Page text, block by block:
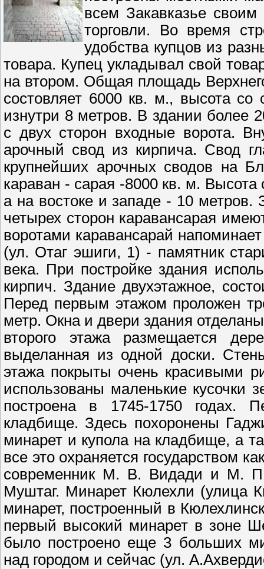
всем Закавказье
торговли. Во время
удобства купцов из
товара. Купец укладывал свой
на втором. Общая площадь
состовляет 6000 кв. м., высота
изнутри 8 метров. В здании более
с двух сторон входные ворота.
арочный свод из кирпича. Свод
крупнейших арочных сводов на
караван - сарая -8000 кв. м.
а на востоке и западе - 10
четырех сторон каравансарая
воротами каравансарай
(ул. Отаг эшиги, 1) - памятник
века. При постройке здания
кирпич. Здание двухэтажное,
Перед первым этажом проложен
метр. Окна и двери здания
второго этажа размещается
выделанная из одной доски.
этажа покрыты очень красивыми
использованы маленькие кусочки
построена в 1745-1750 годах.
кладбище. Здесь похоронены
минарет и купола на кладбище, а
все это охраняется государством
современник М. В. Видади и М. П.
Муштаг. Минарет Кюлехли (улица
минарет, построенный в
первый высокий минарет в зоне
было построено еще 3 больших
над городом и сейчас (ул.